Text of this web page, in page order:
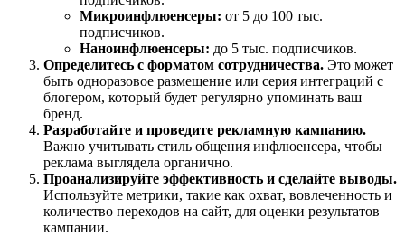
Микроинфлюенсеры: от 5 до 100 тыс.
подписчиков.
Наноинфлюенсеры: до 5 тыс. подписчиков.
Определитесь с форматом сотрудничества. Это может
быть одноразовое размещение или серия интеграций с
блогером, который будет регулярно упоминать ваш
бренд.
Разработайте и проведите рекламную кампанию.
Важно учитывать стиль общения инфлюенсера, чтобы
реклама выглядела органично.
Проанализируйте эффективность и сделайте выводы.
Используйте метрики, такие как охват, вовлеченность и
количество переходов на сайт, для оценки результатов
кампании.